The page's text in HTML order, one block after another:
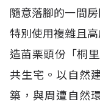
隨意落腳的一間
特別使用複雜且
造苗栗頭份「桐
共生宅。以自然
築，與周遭自然